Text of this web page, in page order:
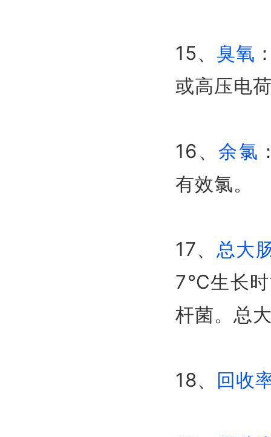
15、 臭氧
或高压电
16、 余氯
有效氯。
17、 总大
7℃生长时
杆菌。总
18、 回收